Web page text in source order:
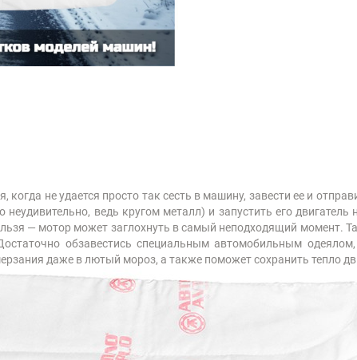
не удается просто так сесть в машину, завести ее и
ведь кругом металл) и запустить его
— мотор может заглохнуть в самый неподходящий момент.
обзавестись специальным автомобильным
даже в лютый мороз, а также поможет сохранить тепло